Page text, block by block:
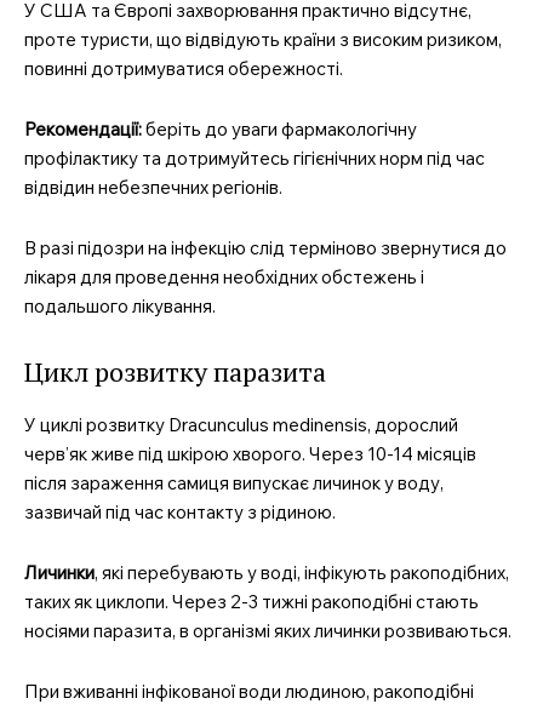
У США та Європі захворювання практично відсутнє,
проте туристи, що відвідують країни з високим ризиком,
повинні дотримуватися обережності.
Рекомендації:беріть до уваги фармакологічну
профілактику та дотримуйтесь гігієнічних норм під час
відвідин небезпечних регіонів.
В разі підозри на інфекцію слід терміново звернутися до
лікаря для проведення необхідних обстежень і
подальшого лікування.
Цикл розвитку паразита
У циклі розвитку Dracunculus medinensis, дорослий
черв’як живе під шкірою хворого. Через 10-14 місяців
після зараження самиця випускає личинок у воду,
зазвичай під час контакту з рідиною.
Личинки, які перебувають у воді, інфікують ракоподібних,
таких як циклопи. Через 2-3 тижні ракоподібні стають
носіями паразита, в організмі яких личинки розвиваються.
При вживанні інфікованої води людиною, ракоподібні